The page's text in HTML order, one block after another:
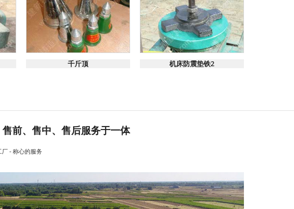
在线咨询
千斤顶 在线咨询
机床防震垫铁2
前、售中、售后服务于一体
- 称心的服务